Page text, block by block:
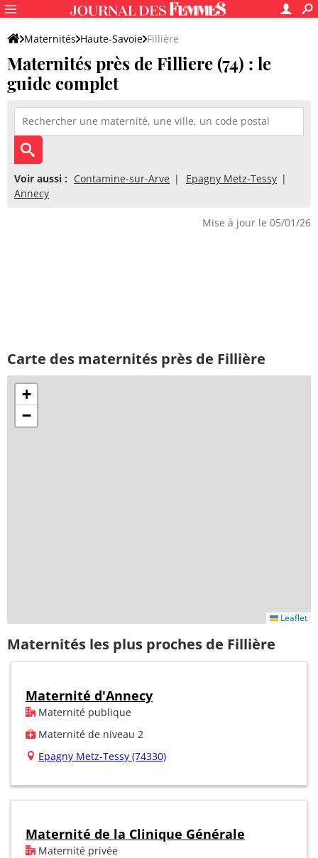
Maternités Haute-Savoie Fillière
Maternités près de Filliere (74) : le
guide complet
Voir aussi : Contamine-sur-Arve
Epagny Metz-Tessy
Annecy
Mise à jour le 05/01/26
Carte des maternités près de Fillière
+
−
Leaflet
Maternités les plus proches de Fillière
Maternité d'Annecy
Maternité publique
Maternité de niveau 2
Epagny Metz-Tessy (74330)
Maternité de la Clinique Générale
Maternité privée